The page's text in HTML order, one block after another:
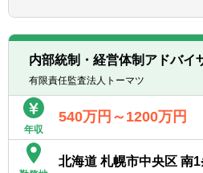
■開示関連業務（
■経理BPO業務サ
■その他アドバイ
内部統制・経営体制アドバイ
有限責任監査法人トーマツ
年収
540万円～1200万円
北海道 札幌市中央区 南